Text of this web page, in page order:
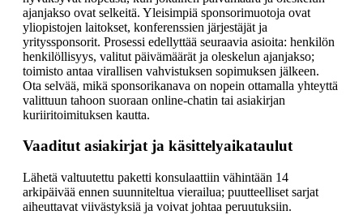
ajanjakso ovat selkeitä. Yleisimpiä sponsorimuotoja ovat
yliopistojen laitokset, konferenssien järjestäjät ja
yrityssponsorit. Prosessi edellyttää seuraavia asioita: henkilön
henkilöllisyys, valitut päivämäärät ja oleskelun ajanjakso;
toimisto antaa virallisen vahvistuksen sopimuksen jälkeen.
Ota selvää, mikä sponsorikanava on nopein ottamalla yhteyttä
valittuun tahoon suoraan online-chatin tai asiakirjan
kuriiritoimituksen kautta.
Vaaditut asiakirjat ja käsittelyaikataulut
Lähetä valtuutettu paketti konsulaattiin vähintään 14
arkipäivää ennen suunniteltua vierailua; puutteelliset sarjat
aiheuttavat viivästyksiä ja voivat johtaa peruutuksiin.